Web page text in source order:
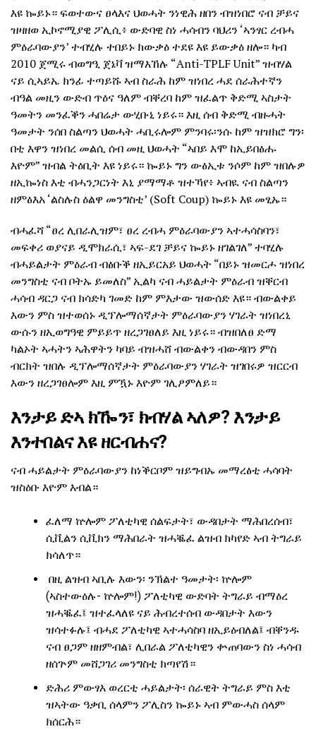
እዩ ኰይኑ። ፍወተውና ፀላእና ህወሓት ንነዊሕ ዘበን ብዝነበሮ ናብ ቻይና
ዝዛዘወ ኢኮኖሚያዊ ፖሊሲ፥ ውድባዊ ስነ ሓሳብን ባህሪን ‘ኣንፃር ረብሓ
ምዕራባውያን’ ተብሂሉ ተበይኑ ክውቃዕ ተደዩ እዩ ይውቃዕ ዘሎ። ካብ
2010 ጀሚሩ ብወግዒ ጀኔቫ ዝማእኸሉ “Anti-TPLF Unit” ዝብሃል
ናይ ሲኣይኤ ክንፊ ተጣይሹ ኣብ ስራሕ ከም ዝነበረ ሓደ ሰራሕተኛን
ብዓል መዚን ውድብ ጥዕና ዓለም ብቐረባ ከም ዝፈልጥ ቅድሚ ኣስታት
ዓመትን መንፈቕን ሓበሬታ ውሂቡኒ ነይሩ። እዚ ሰብ ቅድሚ ብዙሓት
ዓመታት ንሰበ ስልጣን ህወሓት ሓቢሩሎም ምንባሩ፡ንሱ ከም ዝዝክሮ ግን፡
በቲ እዋን ዝነበረ መልሲ ሰብ መዚ ህወሓት “ኣበይ እሞ ከኢይበፅሑ
እዮም” ዝብል ትዕቢት እዩ ነይሩ። ኰይኑ ግን ውፅኢቱ ንሶም ከም ዝበሉዎ
ዘኢኰነስ እቲ ብሓንጋርነት እኒ ያማማቶ ዝተኻየ፥ ኣብዪ ናብ ስልጣን
ዘምፅእአ ‘ልስሉስ ዕልዋ መንግስቲ’ (Soft Coup) ኰይኑ እዩ መፂኡ።
ብሓፈሻ “ፀረ ሊበራሊዝም፣ ፀረ ረብሓ ምዕራባውያን ኣተሓሳስባን፣
መፍቀሪ ወያናይ ዲሞክራሲ፣ ኣፍ-ደገ ቻይና ኰይኑ ዘገልገለ” ተባሂሉ
ብሓይልታት ምዕራብ ብፅቡቕ ዘኢይርአይ ህወሓት “በይኑ ዝመርሖ ዝነበረ
መንግስቲ ናብ ቦትኡ ይመለስ” ኢልካ ናብ ሓይልታት ምዕራብ ዝቐርብ
ሓሳብ ዳርጋ ናብ ክሳድካ ገመድ ከም ምእታው ዝውሰድ እዩ። ብውልቀይ
እውን ምስ ዝተወሰኑ ዲፕሎማሰኛታት ምዕራባውያን ሃገራት ዝነበረኒ
ውሱን ዘኢወግዓዊ ምይይጥ ዘረጋገፀለይ እዚ ነይሩ። ብዝበለፀ ድማ
ካልኦት ኣሓትን ኣሕዋትን ካባይ ብዝሓሸ ብውልቀን ብውዳበን ምስ
ብርክት ዝበሉ ዲፕሎማሰኛታት ምዕራባውያን ሃገራት ዝገበሩዎ ዝርርብ
እውን ዘረጋገፀሎም እዚ ምዃኑ እዮም ገሊፆምለይ።
እንታይ ድኣ ክዀን፣ ክብሃል ኣለዎ? እንታይ
እንተበልና እዩ ዘርብሐና?
ናብ ሓይልታት ምዕራባውያን ከነቕርቦም ዝይግብኡ መማረፅቲ ሓሳባት
ዝስዕቡ እዮም እብል።
ፈለማ ኵሎም ፖለቲካዊ ሰልፍታት፣ ውዳበታት ማሕበረሰብ፣
ሲቪልን ሲቪክን ማሕበራት ዝሓቘፈ ልዝብ ክካየድ ኣብ ትግራይ
ክሳለጥ።
በዚ ልዝብ ኣቢሉ እውን፡ ንኽልተ ዓመታት፡ ኵሎም
(ኣስተውዕሉ- ኵሎም!) ፖለቲካዊ ውድባት ትግራይ ብማዕረ
ዝሓቘፈ፤ ዝተፈላለዩ ናይ ሕብረተሰብ ውዳበታት እውን
ዝሳተፉሉ፤ ብሓደ ፖለቲካዊ ኣተሓሳስባ ዘኢይዕብለል፤ ብቐንዱ
ናብ ፀጋም ዘዘምብል፣ ሊበራል ፖለቲካዊን ቍጠባውን ስነ ሓሳብ
ዘሰጕም መሸጋገሪ መንግስቲ ክጣየሽ።
ድሕሪ ምውፃእ ወረርቲ ሓይልታት፡ ሰራዊት ትግራይ ምስ እቲ
ዝኣትው ዓቃቢ ሰላምን ፖሊስን ኰይኑ ኣብ ምውሓስ ሰላም
ክሰርሕ።